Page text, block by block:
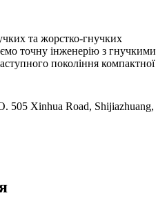
та жорстко-гнучких
точну інженерію з гнучкими
покоління компактної
505 Xinhua Road, Shijiazhuang,